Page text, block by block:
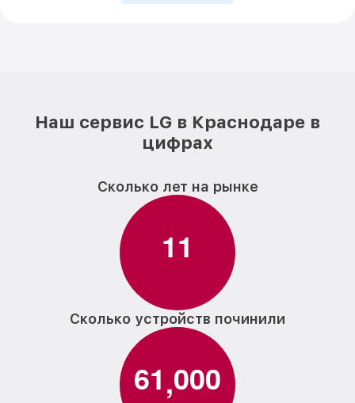
Наш сервис LG в Краснодаре в
цифрах
Сколько лет на рынке
11
Сколько устройств починили
61,000